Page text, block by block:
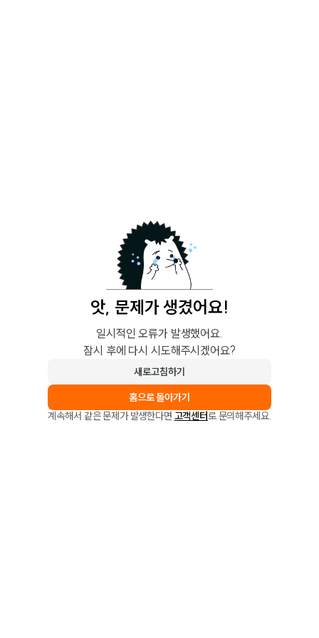
앗, 문제가 생겼어요!
일시적인 오류가 발생했어요.
잠시 후에 다시 시도해주시겠어요?
새로고침하기
홈으로 돌아가기
계속해서 같은 문제가 발생한다면 고객센터로 문의해주세요.